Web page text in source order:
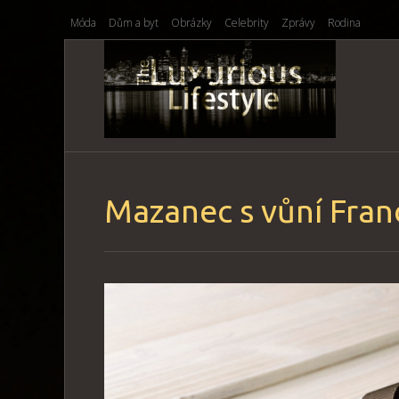
Móda Dům a byt Obrázky Celebrity Zprávy Rodina
Mazanec s vůní